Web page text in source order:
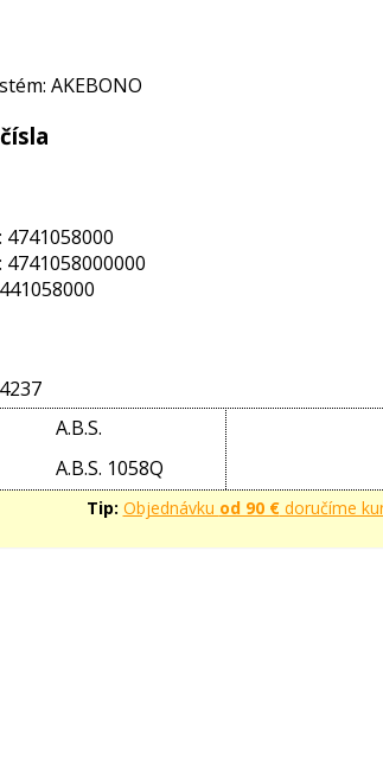
AKEBONO
4741058000
4741058000000
A.B.S.
A.B.S. 1058Q
Tip: Objednávku od 90 €doručíme